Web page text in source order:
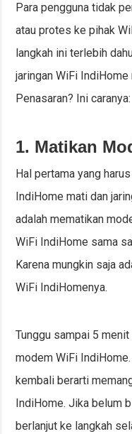
Para pengguna tidak
atau protes ke pihak
langkah ini terlebih
jaringan WiFi
Penasaran? Ini caranya:
1. Matikan
Hal pertama yang
IndiHome mati dan
adalah mematikan
WiFi IndiHome sama
Karena mungkin saja
WiFi IndiHomenya.
Tunggu sampai 5
modem WiFi
kembali berarti
IndiHome. Jika belum
berlanjut ke langkah